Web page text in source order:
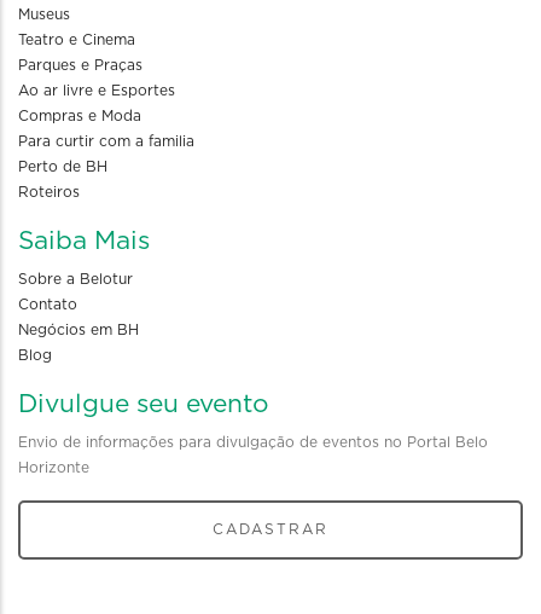
Museus
Teatro e Cinema
Parques e Praças
Ao ar livre e Esportes
Compras e Moda
Para curtir com a familia
Perto de BH
Roteiros
Saiba Mais
Sobre a Belotur
Contato
Negócios em BH
Blog
Divulgue seu evento
Envio de informações para divulgação de eventos no Portal Belo
Horizonte
CADASTRAR